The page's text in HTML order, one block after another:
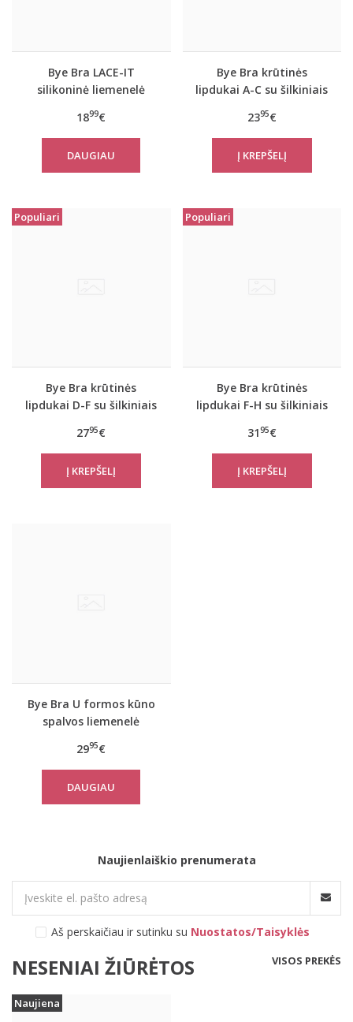
Bye Bra LACE-IT
silikoninė liemenelė
1899€
DAUGIAU
Bye Bra krūtinės
lipdukai A-C su šilkiniais
2395€
Populiari
Bye Bra krūtinės
lipdukai D-F su šilkiniais
2795€
Populiari
Bye Bra krūtinės
lipdukai F-H su šilkiniais
3195€
Bye Bra U formos kūno
spalvos liemenelė
2995€
DAUGIAU
Naujienlaiškio prenumerata
Aš perskaičiau ir sutinku su Nuostatos/Taisyklės
NESENIAI ŽIŪRĖTOS VISOS PREKĖS
Naujiena